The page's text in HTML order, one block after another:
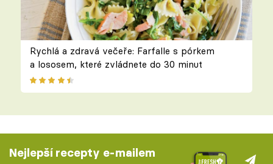
Rychlá a zdravá večeře: Farfalle s pórkem
a lososem, které zvládnete do 30 minut
Nejlepší recepty e-mailem